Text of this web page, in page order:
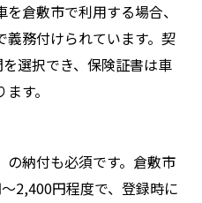
倉敷市で利用する場合、
義務付けられています。契
選択でき、保険証書は車
す。
の納付も必須です。倉敷市
2,400円程度で、登録時に